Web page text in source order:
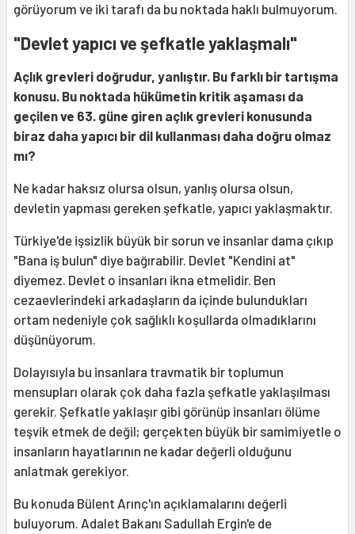
görüyorum ve iki tarafı da bu noktada haklı bulmuyorum.
"Devlet yapıcı ve şefkatle yaklaşmalı"
Açlık grevleri doğrudur, yanlıştır. Bu farklı bir tartışma
konusu. Bu noktada hükümetin kritik aşaması da
geçilen ve 63. güne giren açlık grevleri konusunda
biraz daha yapıcı bir dil kullanması daha doğru olmaz
mı?
Ne kadar haksız olursa olsun, yanlış olursa olsun,
devletin yapması gereken şefkatle, yapıcı yaklaşmaktır.
Türkiye'de işsizlik büyük bir sorun ve insanlar dama çıkıp
"Bana iş bulun" diye bağırabilir. Devlet "Kendini at"
diyemez. Devlet o insanları ikna etmelidir. Ben
cezaevlerindeki arkadaşların da içinde bulundukları
ortam nedeniyle çok sağlıklı koşullarda olmadıklarını
düşünüyorum.
Dolayısıyla bu insanlara travmatik bir toplumun
mensupları olarak çok daha fazla şefkatle yaklaşılması
gerekir. Şefkatle yaklaşır gibi görünüp insanları ölüme
teşvik etmek de değil; gerçekten büyük bir samimiyetle o
insanların hayatlarının ne kadar değerli olduğunu
anlatmak gerekiyor.
Bu konuda Bülent Arınç'ın açıklamalarını değerli
buluyorum. Adalet Bakanı Sadullah Ergin'e de